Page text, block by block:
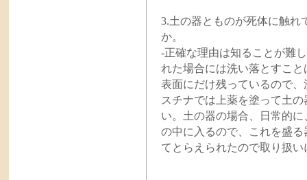
3.土の器とものが死体に触れ
か。
-正確な理由は知ることが難
れた場合には洗い落とすこ
表面にだけ残っているので
スチナでは上薬を塗って土
い。土の器の場合、日常的
の中に入るので、これを盛
てとらえられたので取り扱